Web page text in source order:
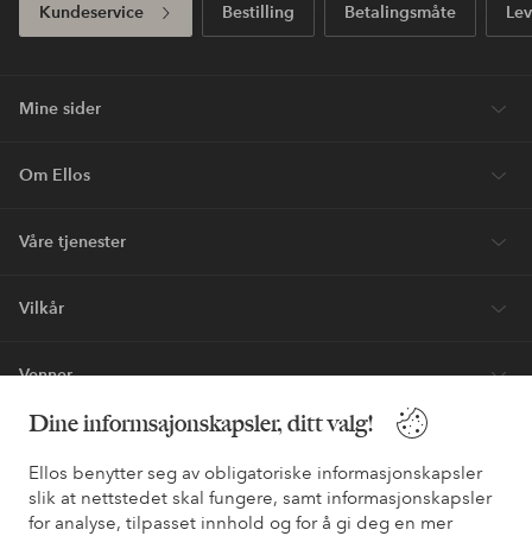
Dine informsajonskapsler, ditt valg!
Ellos benytter seg av obligatoriske informasjonskapsler
slik at nettstedet skal fungere, samt informasjonskapsler
for analyse, tilpasset innhold og for å gi deg en mer
Kundeservice Bestilling Betalingsmåte
Mine sider
Om Ellos
Våre tjenester
Vilkår
Venner
Sikre betalinger - Betal direkte eller del opp
Vil du vite mer om våre betalingsalternativer?